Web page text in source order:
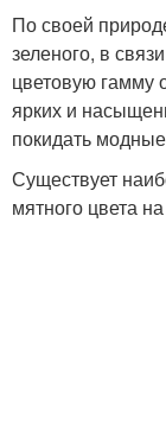
По своей
зеленого, в
цветовую гамму
ярких и
покидать
Существует
мятного цвета